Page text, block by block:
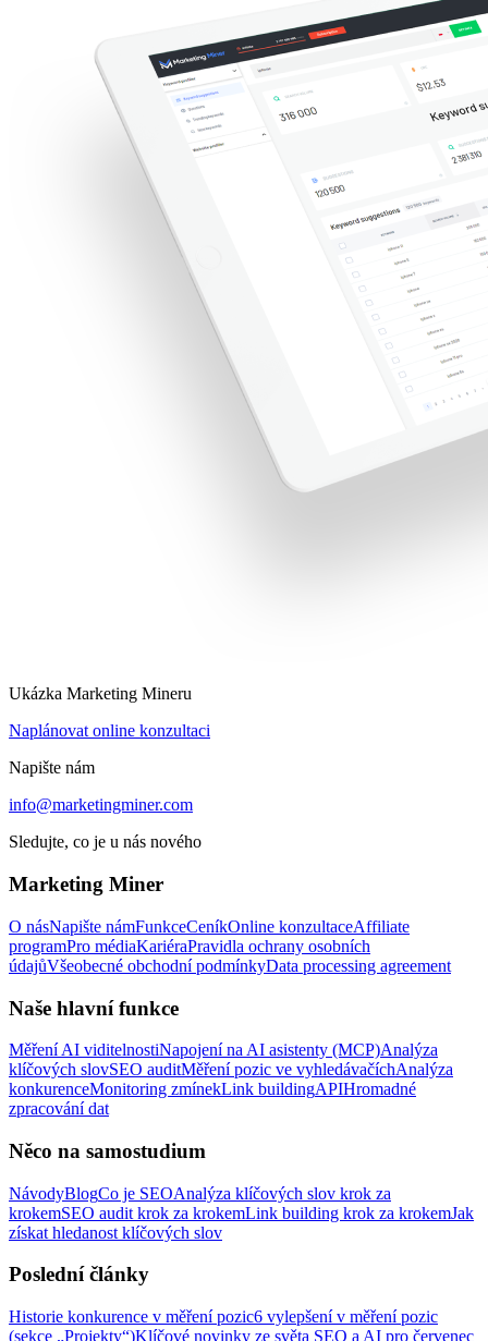
Ukázka Marketing Mineru
Naplánovat online konzultaci
Napište nám
info@marketingminer.com
Sledujte, co je u nás nového
Marketing Miner
O násNapište námFunkceCeníkOnline konzultaceAffiliate
programPro médiaKariéraPravidla ochrany osobních
údajůVšeobecné obchodní podmínkyData processing agreement
Naše hlavní funkce
Měření AI viditelnostiNapojení na AI asistenty (MCP)Analýza
klíčových slovSEO auditMěření pozic ve vyhledávačíchAnalýza
konkurenceMonitoring zmínekLink buildingAPIHromadné
zpracování dat
Něco na samostudium
NávodyBlogCo je SEOAnalýza klíčových slov krok za
krokemSEO audit krok za krokemLink building krok za krokemJak
získat hledanost klíčových slov
Poslední články
Historie konkurence v měření pozic6 vylepšení v měření pozic
(sekce „Projekty“)Klíčové novinky ze světa SEO a AI pro červenec